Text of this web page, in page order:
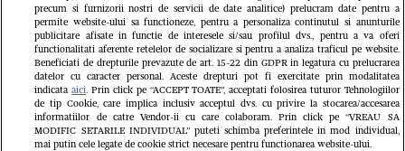
precum si furnizorii nostri de servicii de date analitice) prelucram date pentru a
permite website-ului sa functioneze, pentru a personaliza continutul si anunturile
publicitare afisate in functie de interesele si/sau profilul dvs., pentru a va oferi
functionalitati aferente retelelor de socializare si pentru a analiza traficul pe website.
Beneficiati de drepturile prevazute de art. 15-22 din GDPR in legatura cu prelucrarea
datelor cu caracter personal. Aceste drepturi pot fi exercitate prin modalitatea
indicataaici. Prin click pe “ACCEPT TOATE”, acceptati folosirea tuturor Tehnologiilor
de tip Cookie, care implica inclusiv acceptul dvs. cu privire la stocarea/accesarea
informatiilor de catre Vendor-ii cu care colaboram. Prin click pe “VREAU SA
MODIFIC SETARILE INDIVIDUAL” puteti schimba preferintele in mod individual,
mai putin cele legate de cookie strict necesare pentru functionarea website-ului.